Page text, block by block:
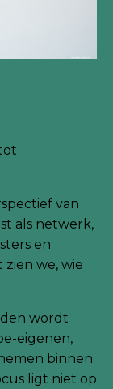
van
als netwerk,
en
we, wie
wordt
eigenen,
binnen
ligt niet op